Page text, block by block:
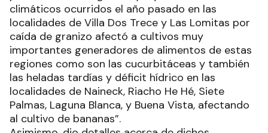
climáticos ocurridos el año pasado en las
localidades de Villa Dos Trece y Las Lomitas por
caída de granizo afectó a cultivos muy
importantes generadores de alimentos de estas
regiones como son las cucurbitáceas y también
las heladas tardías y déficit hídrico en las
localidades de Naineck, Riacho He Hé, Siete
Palmas, Laguna Blanca, y Buena Vista, afectando
al cultivo de bananas”.